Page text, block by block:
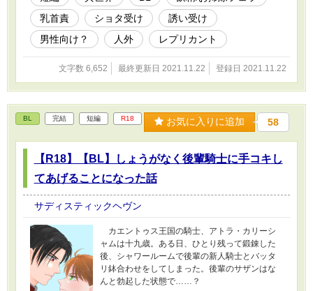
乳首責
ショタ受け
誘い受け
男性向け？
人外 レプリカント
文字数 6,652 最終更新日 2021.11.22 登録日 2021.11.22
BL 完結 短編 R18 お気に入りに追加 58
【R18】【BL】しょうがなく後輩騎士に手コキし
てあげることになった話
サディスティックヘヴン
カエントゥス王国の騎士、アトラ・カリーシ
ャムは十九歳。ある日、ひとり残って鍛錬した
後、シャワールームで後輩の新人騎士とバッタ
リ鉢合わせをしてしまった。後輩のサザンはな
んと勃起した状態で……？